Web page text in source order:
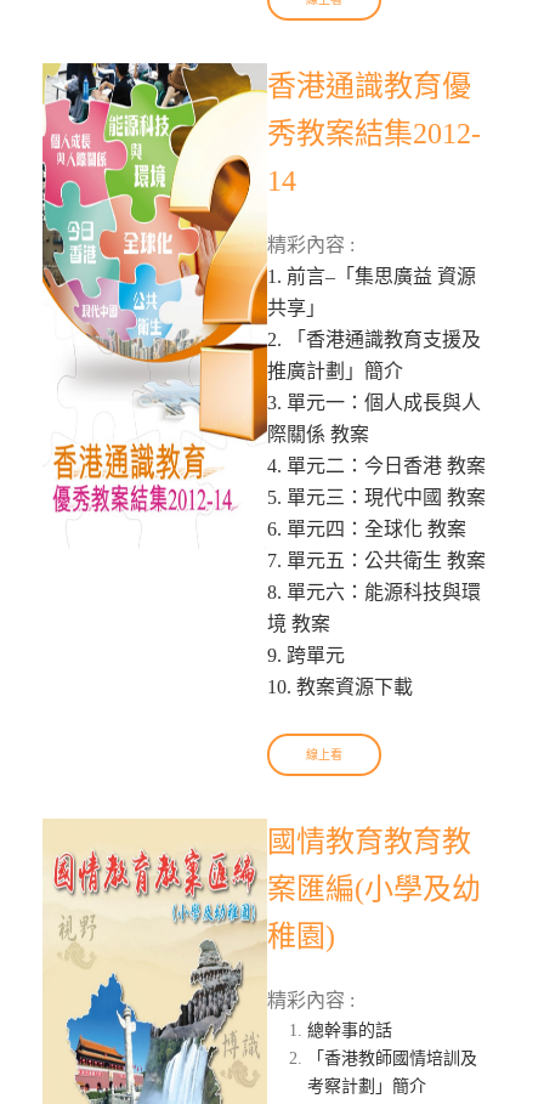
香港通識教育優
秀教案結集2012-
14
精彩內容 :
1. 前言–「集思廣益 資源
共享」
2. 「香港通識教育支援及
推廣計劃」簡介
3. 單元一：個人成長與人
際關係 教案
4. 單元二：今日香港 教案
5. 單元三：現代中國 教案
6. 單元四：全球化 教案
7. 單元五：公共衛生 教案
8. 單元六：能源科技與環
境 教案
9. 跨單元
10. 教案資源下載
線上看
國情教育教育教
案匯編(小學及幼
稚園)
精彩內容 :
總幹事的話
「香港教師國情培訓及
考察計劃」簡介